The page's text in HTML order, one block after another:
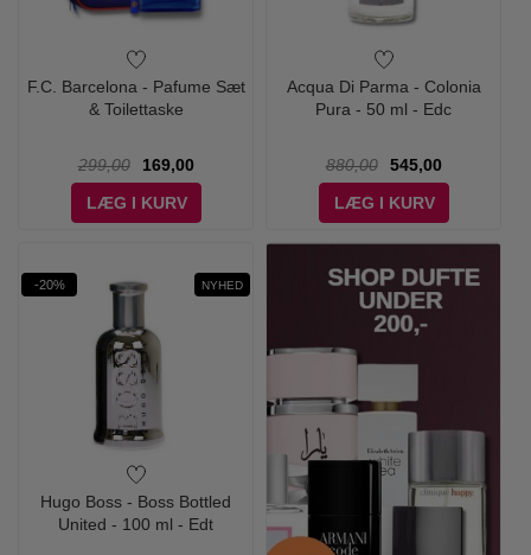
F.C. Barcelona - Pafume Sæt
& Toilettaske
299,00
169,00
LÆG I KURV
Acqua Di Parma - Colonia
Pura - 50 ml - Edc
880,00
545,00
LÆG I KURV
-20% NYHED
Hugo Boss - Boss Bottled
United - 100 ml - Edt